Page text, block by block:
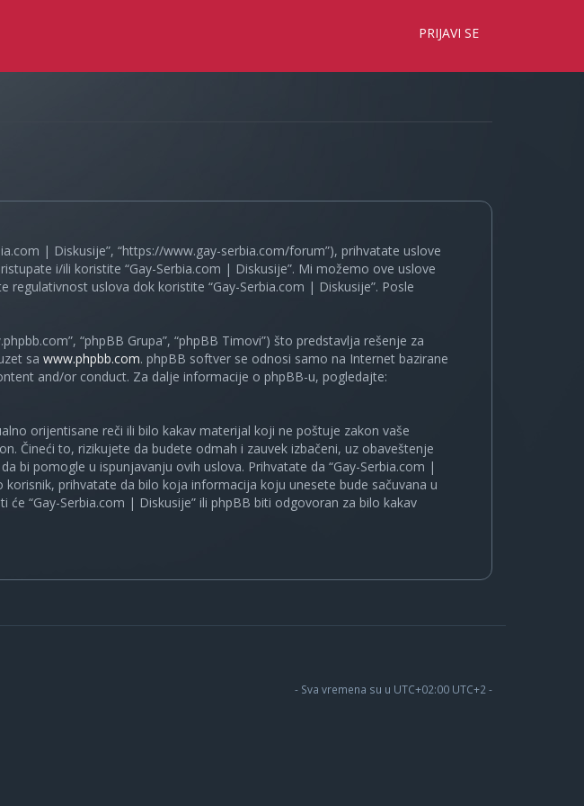
PRIJAVI SE
| Diskusije”, “https://www.gay-serbia.com/forum”), prihvatate uslove
i/ili koristite “Gay-Serbia.com | Diskusije”. Mi možemo ove uslove
uslova dok koristite “Gay-Serbia.com | Diskusije”. Posle
“phpBB Grupa”, “phpBB Timovi”) što predstavlja rešenje za
sa www.phpbb.com. phpBB softver se odnosi samo na Internet bazirane
and/or conduct. Za dalje informacije o phpBB-u, pogledajte:
orijentisane reči ili bilo kakav materijal koji ne poštuje zakon vaše
Čineći to, rizikujete da budete odmah i zauvek izbačeni, uz obaveštenje
bi pomogle u ispunjavanju ovih uslova. Prihvatate da “Gay-Serbia.com |
prihvatate da bilo koja informacija koju unesete bude sačuvana u
“Gay-Serbia.com | Diskusije” ili phpBB biti odgovoran za bilo kakav
- Sva vremena su u UTC+02:00 UTC+2 -